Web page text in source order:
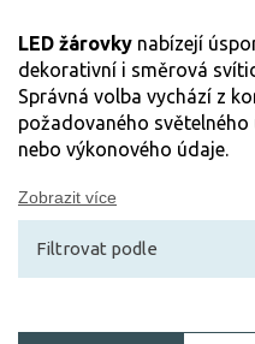
LED žárovky nabízejí
dekorativní i směrová
Správná volba vychází z
požadovaného světelného
nebo výkonového údaje.
Zobrazit více
Filtrovat podle